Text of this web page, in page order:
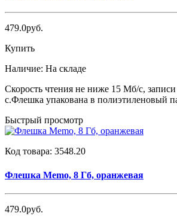
479.0руб.
Купить
Наличие: На складе
Скорость чтения не ниже 15 Мб/с,
с.Флешка упакована в полиэтиленовый
Быстрый просмотр
Код товара: 3548.20
Флешка Memo, 8 Гб, оранжевая
479.0руб.